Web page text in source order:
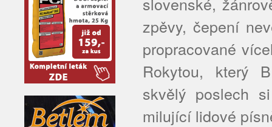
zpěvy, čepení
propracované
Rokytou, který
skvělý poslech
milující lidové